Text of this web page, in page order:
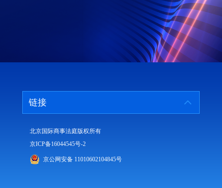
链接
北京国际商事法庭版权所有
京ICP备16044545号-2
京公网安备 11010602104845号